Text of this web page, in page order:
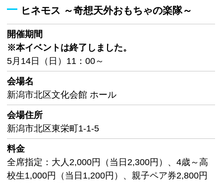
ヒネモス ～奇想天外おもちゃの楽隊～
開催期間
※本イベントは終了しました。
5月14日（日）11：00～
会場名
新潟市北区文化会館 ホール
会場住所
新潟市北区東栄町1-1-5
料金
全席指定：大人2,000円（当日2,300円）、4歳～高
校生1,000円（当日1,200円）、親子ペア券2,800円